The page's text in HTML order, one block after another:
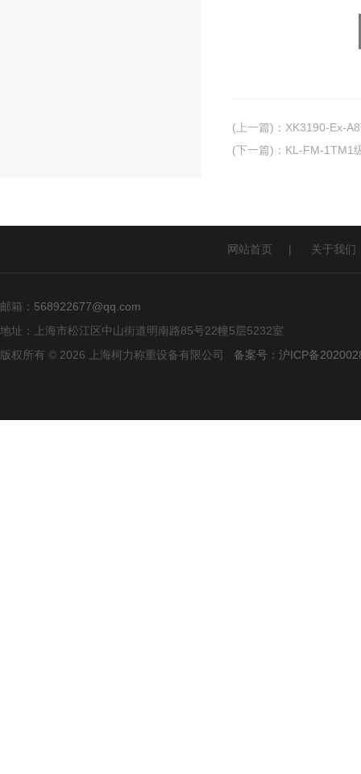
(上一篇) ： XK3190-Ex-
(下一篇) ： KL-FM-1TM1
网站首页 | 关于我们
邮箱： 568922677@qq.com
地址：上海市松江区中山街道明南路85号22幢5层5232室
版权所有 © 2026 上海柯力称重设备有限公司 备案号：沪ICP备